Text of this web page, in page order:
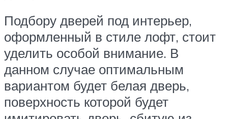
Подбору дверей под интерьер,
оформленный в стиле лофт, стоит
уделить особой внимание. В
данном случае оптимальным
вариантом будет белая дверь,
поверхность которой будет